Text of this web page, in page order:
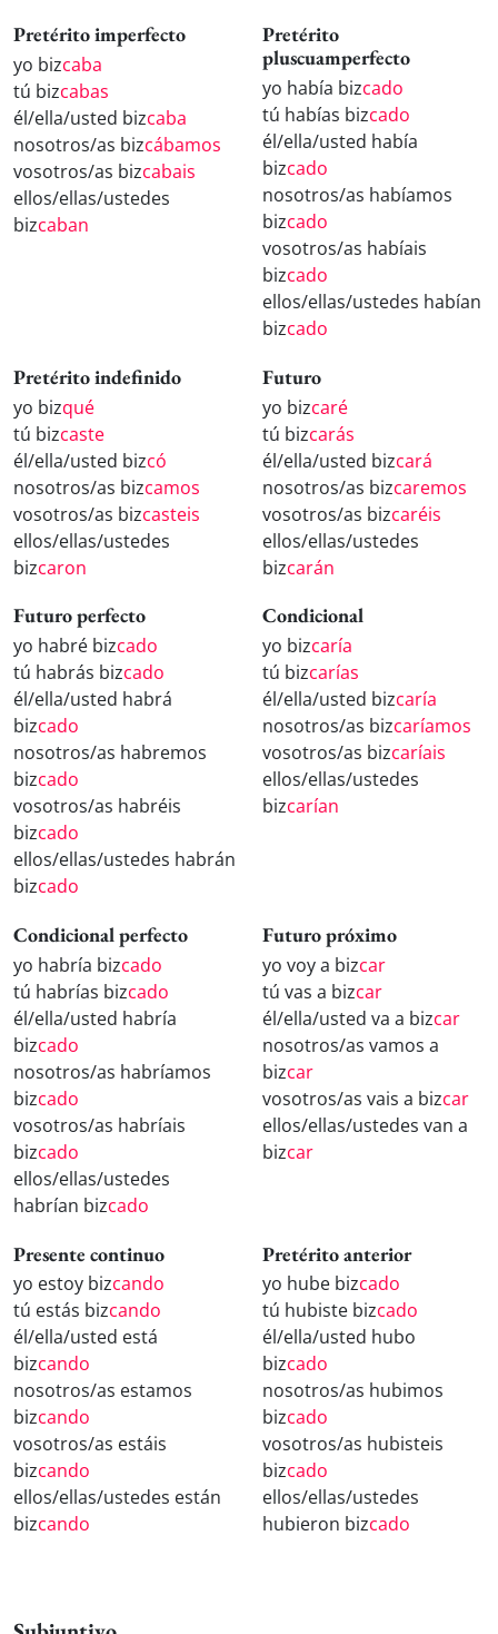
Pretérito imperfecto
yo bizcaba
tú bizcabas
él/ella/usted bizcaba
nosotros/as bizcábamos
vosotros/as bizcabais
ellos/ellas/ustedes
bizcaban
Pretérito
pluscuamperfecto
yo había bizcado
tú habías bizcado
él/ella/usted había
bizcado
nosotros/as habíamos
bizcado
vosotros/as habíais
bizcado
ellos/ellas/ustedes habían
bizcado
Pretérito indefinido
yo bizqué
tú bizcaste
él/ella/usted bizcó
nosotros/as bizcamos
vosotros/as bizcasteis
ellos/ellas/ustedes
bizcaron
Futuro
yo bizcaré
tú bizcarás
él/ella/usted bizcará
nosotros/as bizcaremos
vosotros/as bizcaréis
ellos/ellas/ustedes
bizcarán
Futuro perfecto
yo habré bizcado
tú habrás bizcado
él/ella/usted habrá
bizcado
nosotros/as habremos
bizcado
vosotros/as habréis
bizcado
ellos/ellas/ustedes habrán
bizcado
Condicional
yo bizcaría
tú bizcarías
él/ella/usted bizcaría
nosotros/as bizcaríamos
vosotros/as bizcaríais
ellos/ellas/ustedes
bizcarían
Condicional perfecto
yo habría bizcado
tú habrías bizcado
él/ella/usted habría
bizcado
nosotros/as habríamos
bizcado
vosotros/as habríais
bizcado
ellos/ellas/ustedes
habrían bizcado
Futuro próximo
yo voy a bizcar
tú vas a bizcar
él/ella/usted va a bizcar
nosotros/as vamos a
bizcar
vosotros/as vais a bizcar
ellos/ellas/ustedes van a
bizcar
Presente continuo
yo estoy bizcando
tú estás bizcando
él/ella/usted está
bizcando
nosotros/as estamos
bizcando
vosotros/as estáis
bizcando
ellos/ellas/ustedes están
bizcando
Pretérito anterior
yo hube bizcado
tú hubiste bizcado
él/ella/usted hubo
bizcado
nosotros/as hubimos
bizcado
vosotros/as hubisteis
bizcado
ellos/ellas/ustedes
hubieron bizcado